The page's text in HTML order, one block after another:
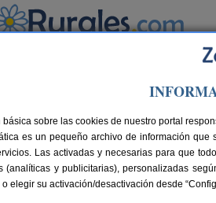
Busca por
Rurales cerca de O
sobre las cookies de nuestro portal
es un pequeño archivo de información
Las activadas y necesarias para que
(analíticas y publicitarias), personalizadas
o elegir su activación/desactivación desde